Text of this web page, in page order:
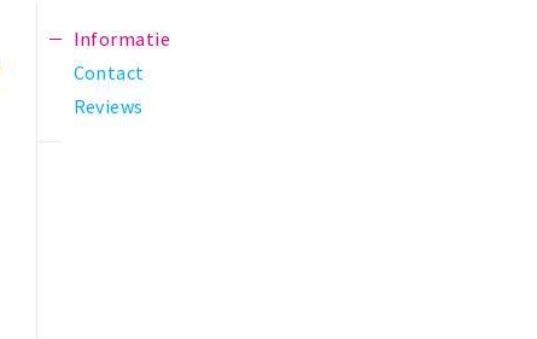
Informatie
Contact
Reviews